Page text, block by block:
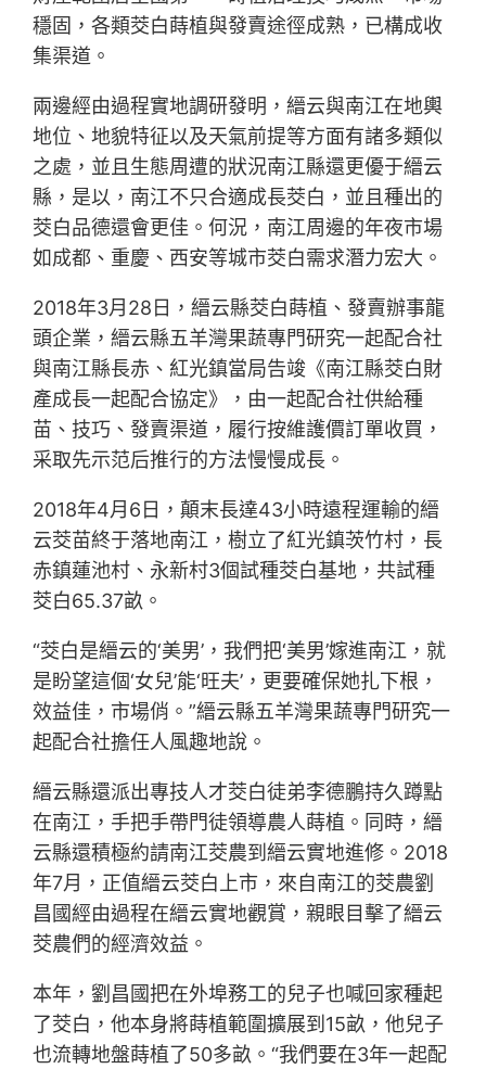
穩固，各類茭白蒔植與發賣途徑成熟，已構成收
集渠道。
兩邊經由過程實地調研發明，縉云與南江在地輿
地位、地貌特征以及天氣前提等方面有諸多類似
之處，並且生態周遭的狀況南江縣還更優于縉云
縣，是以，南江不只合適成長茭白，並且種出的
茭白品德還會更佳。何況，南江周邊的年夜市場
如成都、重慶、西安等城市茭白需求潛力宏大。
2018年3月28日，縉云縣茭白蒔植、發賣辦事龍
頭企業，縉云縣五羊灣果蔬專門研究一起配合社
與南江縣長赤、紅光鎮當局告竣《南江縣茭白財
產成長一起配合協定》，由一起配合社供給種
苗、技巧、發賣渠道，履行按維護價訂單收買，
采取先示范后推行的方法慢慢成長。
2018年4月6日，顛末長達43小時遠程運輸的縉
云茭苗終于落地南江，樹立了紅光鎮茨竹村，長
赤鎮蓮池村、永新村3個試種茭白基地，共試種
茭白65.37畝。
“茭白是縉云的‘美男’，我們把‘美男’嫁進南江，就
是盼望這個‘女兒’能‘旺夫’，更要確保她扎下根，
效益佳，市場俏。”縉云縣五羊灣果蔬專門研究一
起配合社擔任人風趣地說。
縉云縣還派出專技人才茭白徒弟李德鵬持久蹲點
在南江，手把手帶門徒領導農人蒔植。同時，縉
云縣還積極約請南江茭農到縉云實地進修。2018
年7月，正值縉云茭白上市，來自南江的茭農劉
昌國經由過程在縉云實地觀賞，親眼目擊了縉云
茭農們的經濟效益。
本年，劉昌國把在外埠務工的兒子也喊回家種起
了茭白，他本身將蒔植範圍擴展到15畝，他兒子
也流轉地盤蒔植了50多畝。“我們要在3年一起配